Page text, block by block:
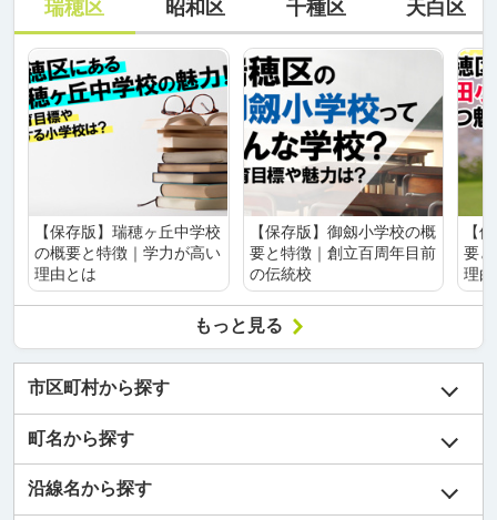
瑞穂区 昭和区 千種区 天白区
【保存版】瑞穂ヶ丘中学校
の概要と特徴｜学力が高い
理由とは
【保存版】御劔小学校の概
要と特徴｜創立百周年目前
の伝統校
【
要
理
もっと見る
市区町村から探す
町名から探す
沿線名から探す